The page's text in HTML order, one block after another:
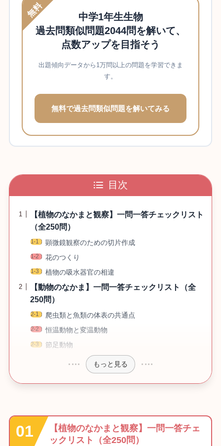
無料
中学1年生生物
過去問類似問題2044問を解いて、
点数アップを目指そう
出題傾向データから1万問以上の問題を学習できま
す。
無料で過去問類似問題を解いてみる
目次
【植物のなかまと観察】一問一答チェックリスト
（全250問）
顕微鏡観察のための切片作成
花のつくり
植物の吸水器官の相違
【動物のなかま】一問一答チェックリスト（全
250問）
爬虫類と魚類の体表の共通点
恒温動物と変温動物
節足動物
もっと見る
【植物のなかまと観察】一問一答チェ
ックリスト（全250問）